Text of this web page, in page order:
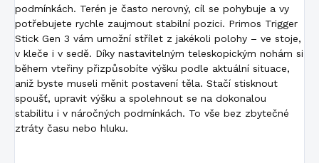
podmínkách. Terén je často nerovný, cíl se pohybuje a vy
potřebujete rychle zaujmout stabilní pozici. Primos Trigger
Stick Gen 3 vám umožní střílet z jakékoli polohy – ve stoje,
v kleče i v sedě. Díky nastavitelným teleskopickým nohám si
během vteřiny přizpůsobíte výšku podle aktuální situace,
aniž byste museli měnit postavení těla. Stačí stisknout
spoušť, upravit výšku a spolehnout se na dokonalou
stabilitu i v náročných podmínkách. To vše bez zbytečné
ztráty času nebo hluku.